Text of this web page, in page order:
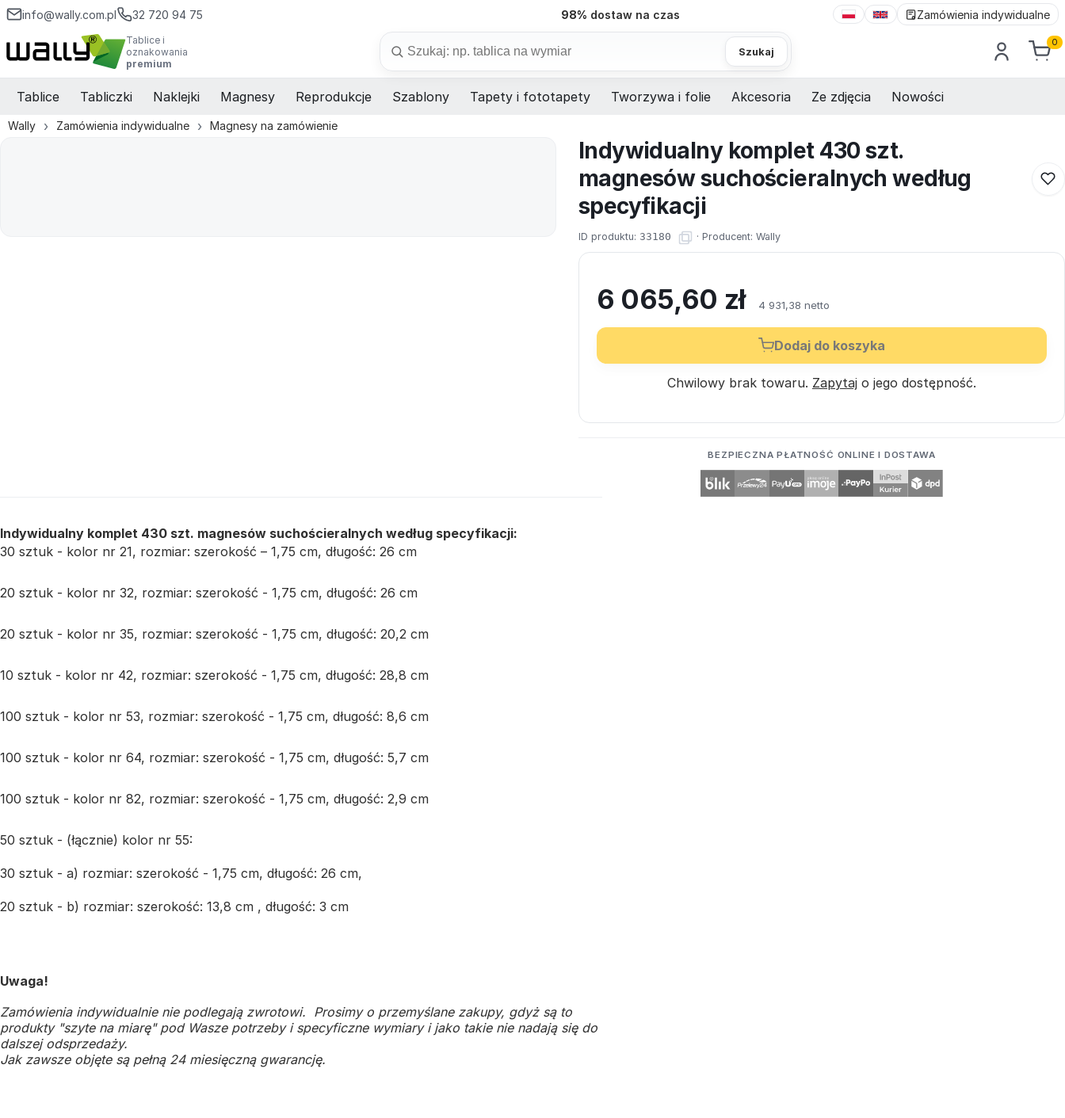
info@wally.com.pl 32 720 94 75 98% dostaw na czas Zamówienia indywidualne
Tablice i
oznakowania
premium
Szukaj
0
Tablice Tabliczki Naklejki Magnesy Reprodukcje Szablony Tapety i fototapety Tworzywa i folie Akcesoria Ze zdjęcia Nowości
Wally Zamówienia indywidualne Magnesy na zamówienie
Indywidualny komplet 430 szt.
magnesów suchościeralnych według
specyfikacji
ID produktu: 33180 · Producent: Wally
6 065,60 zł 4 931,38 netto
Dodaj do koszyka
Chwilowy brak towaru. Zapytaj o jego dostępność.
BEZPIECZNA PŁATNOŚĆ ONLINE I DOSTAWA
Indywidualny komplet 430 szt. magnesów suchościeralnych według specyfikacji:
30 sztuk - kolor nr 21, rozmiar: szerokość – 1,75 cm, długość: 26 cm
20 sztuk - kolor nr 32, rozmiar: szerokość - 1,75 cm, długość: 26 cm
20 sztuk - kolor nr 35, rozmiar: szerokość - 1,75 cm, długość: 20,2 cm
10 sztuk - kolor nr 42, rozmiar: szerokość - 1,75 cm, długość: 28,8 cm
100 sztuk - kolor nr 53, rozmiar: szerokość - 1,75 cm, długość: 8,6 cm
100 sztuk - kolor nr 64, rozmiar: szerokość - 1,75 cm, długość: 5,7 cm
100 sztuk - kolor nr 82, rozmiar: szerokość - 1,75 cm, długość: 2,9 cm
50 sztuk - (łącznie) kolor nr 55:
30 sztuk - a) rozmiar: szerokość - 1,75 cm, długość: 26 cm,
20 sztuk - b) rozmiar: szerokość: 13,8 cm , długość: 3 cm
Uwaga!
Zamówienia indywidualnie nie podlegają zwrotowi. Prosimy o przemyślane zakupy, gdyż są to
produkty "szyte na miarę" pod Wasze potrzeby i specyficzne wymiary i jako takie nie nadają się do
dalszej odsprzedaży.
Jak zawsze objęte są pełną 24 miesięczną gwarancję.